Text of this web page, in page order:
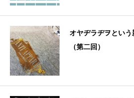
オヤヂラヂヲとい
（第二回）